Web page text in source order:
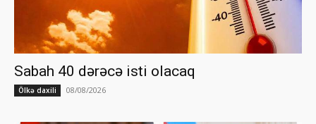
Sabah 40 dərəcə isti olacaq
Ölkə daxili 08/08/2026